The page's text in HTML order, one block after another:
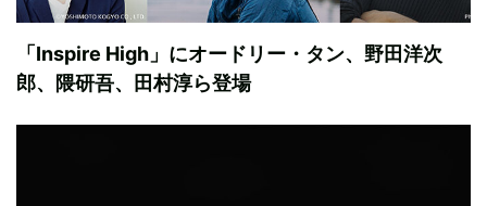
「Inspire High」にオードリー・タン、野田洋次
郎、隈研吾、田村淳ら登場